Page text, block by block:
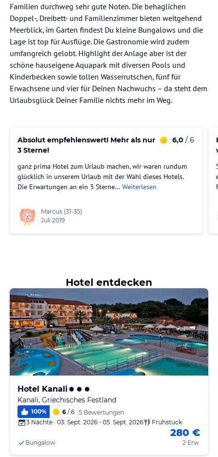
Familien durchweg sehr gute Noten. Die behaglichen
Doppel-, Dreibett- und Familienzimmer bieten weitgehend
Meerblick, im Garten findest Du kleine Bungalows und die
Lage ist top für Ausflüge. Die Gastronomie wird zudem
umfangreich gelobt. Highlight der Anlage aber ist der
schöne hauseigene Aquapark mit diversen Pools und
Kinderbecken sowie tollen Wasserrutschen, fünf für
Erwachsene und vier für Deinen Nachwuchs – da steht dem
Urlaubsglück Deiner Familie nichts mehr im Weg.
Absolut empfehlenswert! Mehr als nur
3 Sterne!
6,0 / 6
ganz prima Hotel zum Urlaub machen, wir waren rundum
glücklich in unserem Urlaub mit der Wahl dieses Hotels.
Die Erwartungen an ein 3 Sterne… Weiterlesen
Marcus (31-35)
Juli 2019
Hotel entdecken
Hotel Kanali
Kanali, Griechisches Festland
100% 6 / 6 5 Bewertungen
3 Nächte · 03. Sept. 2026 - 05. Sept. 2026
Frühstück
Bungalow
280 €
2 Erw.